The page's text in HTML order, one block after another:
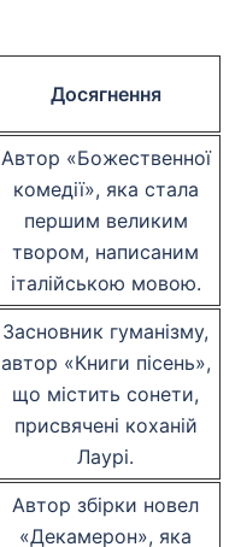
Досягнення
Автор «Божественної
комедії», яка стала
першим великим
твором, написаним
італійською мовою.
Засновник гуманізму,
автор «Книги пісень»,
що містить сонети,
присвячені коханій
Лаурі.
Автор збірки новел
«Декамерон», яка